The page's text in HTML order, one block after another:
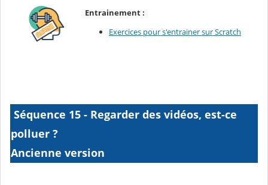
Entrainement :
Exercices pour s'entrainer sur Scratch
Séquence 15 - Regarder des vidéos, est-ce
polluer ?
Ancienne version